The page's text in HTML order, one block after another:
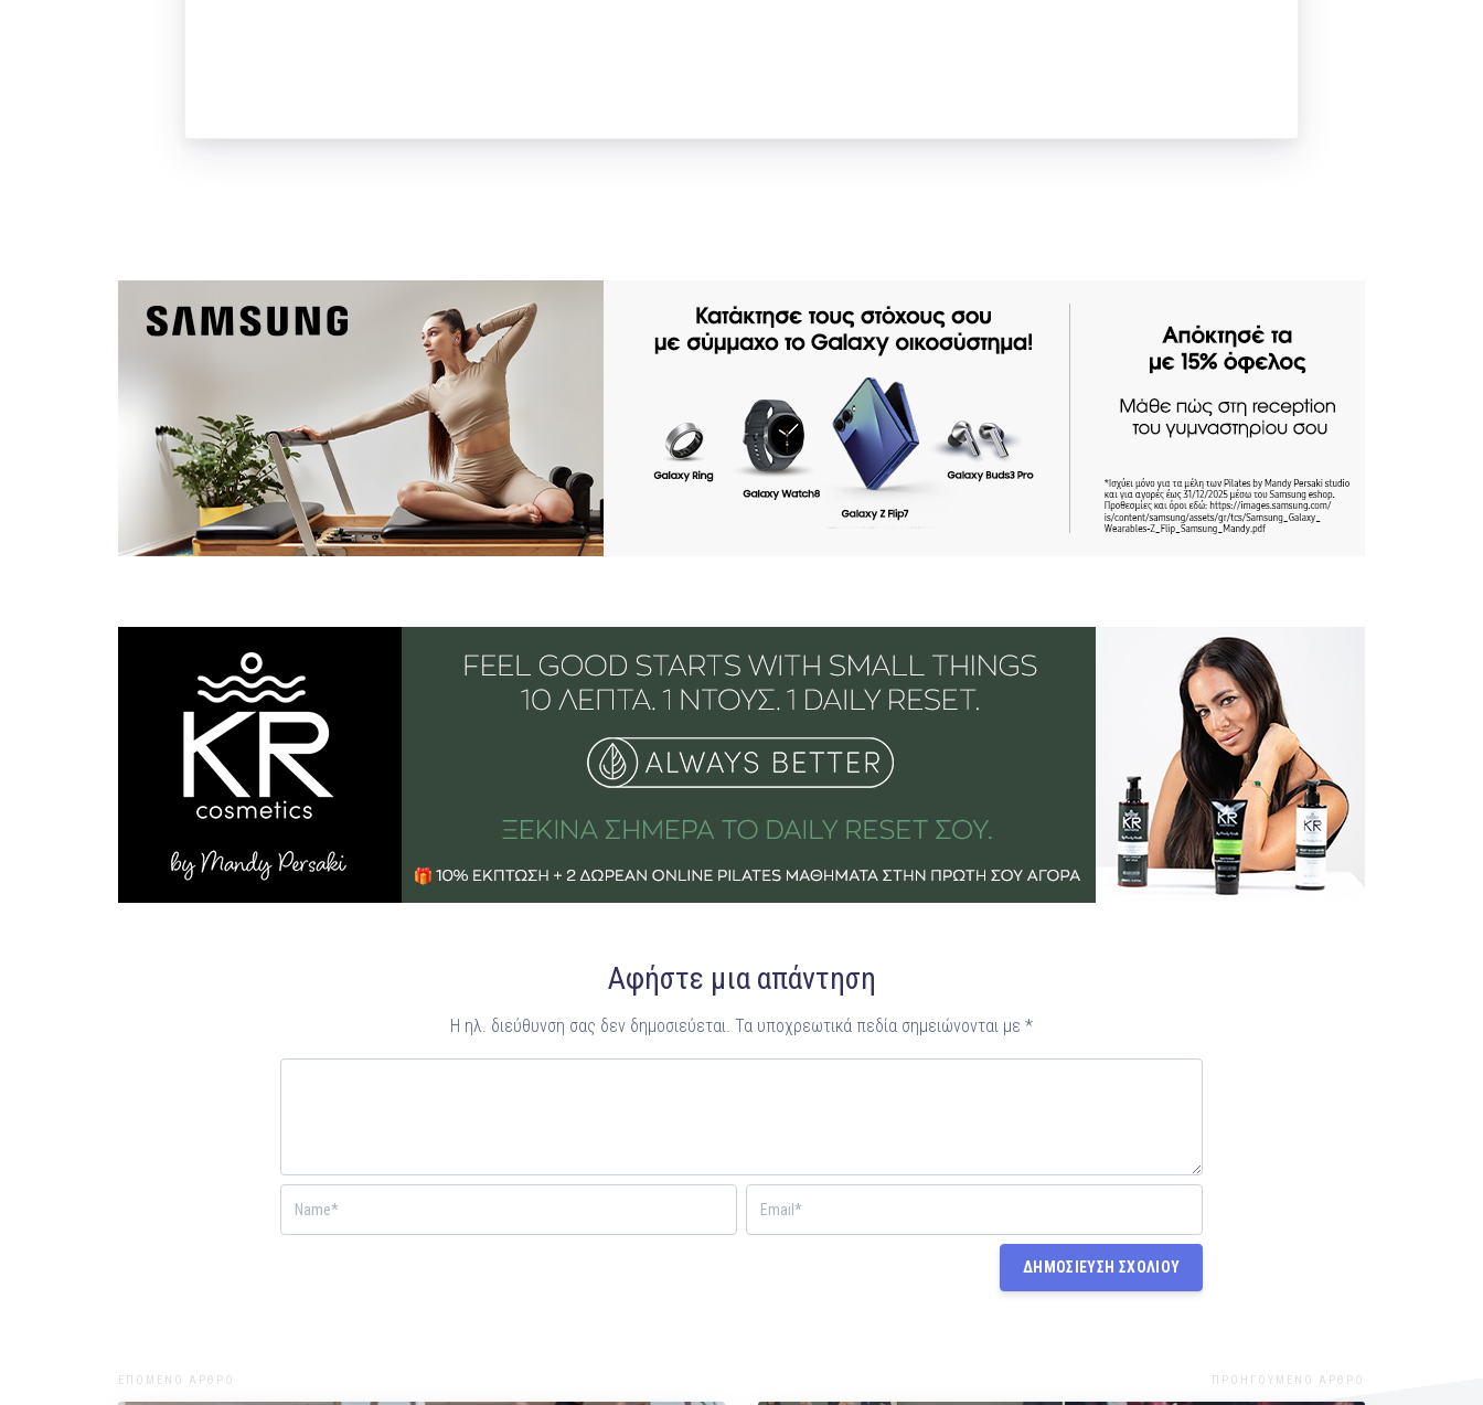
Αφήστε μια απάντηση
Η ηλ. διεύθυνση σας δεν δημοσιεύεται. Τα υποχρεωτικά πεδία σημειώνονται με *
ΕΠΟΜΕΝΟ ΑΡΘΡΟ ΠΡΟΗΓΟΥΜΕΝΟ ΑΡΘΡΟ